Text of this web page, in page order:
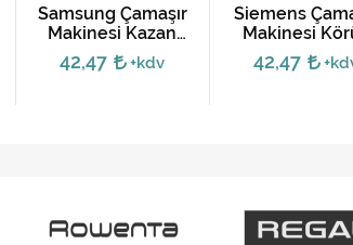
Samsung Çamaşır
Makinesi Kazan
Körüğü - DC64-
03197A
42,47 +kdv
Siemens
Makinesi
Lastiği -
42,47